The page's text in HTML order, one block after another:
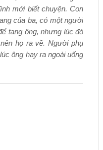
mới biết chuyện. Con
của ba, có một người
tang ông, nhưng lúc đó
họ ra về. Người phụ
ông hay ra ngoài uống